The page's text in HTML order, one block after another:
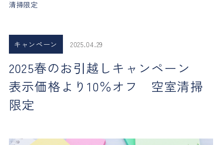
清掃限定
キャンペーン 2025.04.29
2025春のお引越しキャンペーン
表示価格より10％オフ 空室清掃
限定